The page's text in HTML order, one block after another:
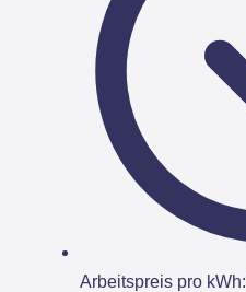
Arbeitspreis pro kWh: